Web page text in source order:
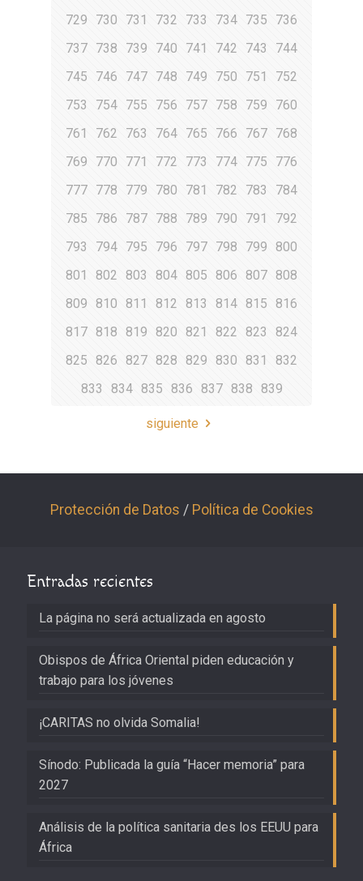
729
730 731 732 733 734 735
736
737 738 739 740 741 742 743
744
745
746 747 748 749 750 751
752
753
754 755 756 757 758 759
760
761
762 763 764 765 766 767 768
769
770 771 772 773 774 775
776
777 778 779 780 781 782 783
784
785
786 787 788 789 790 791
792
793
794 795 796 797 798 799
800
801
802 803 804 805 806 807 808
809
810 811 812 813 814 815
816
817 818 819 820 821 822 823
824
825
826 827 828 829 830 831
832
833
834 835 836 837 838 839
siguiente
Protección de Datos / Política de Cookies
Entradas recientes
La página no será actualizada en agosto
Obispos de África Oriental piden educación y
trabajo para los jóvenes
¡CARITAS no olvida Somalia!
Sínodo: Publicada la guía “Hacer memoria” para
2027
Análisis de la política sanitaria des los EEUU para
África